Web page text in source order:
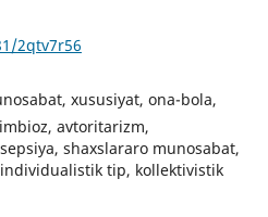
2qtv7r56
xususiyat, ona-bola,
avtoritarizm,
shaxslararo munosabat,
tip, kollektivistik